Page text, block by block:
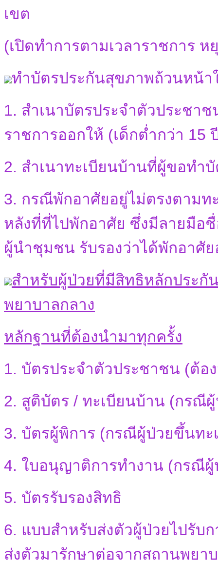
เขต
(เปิดทำการตามเวลาราชการ
ทำบัตรประกันสุขภาพถ้วนหน้า
1. สำเนาบัตรประจำตัวประชา
ราชการออกให้ (เด็กต่ำกว่า 15
2. สำเนาทะเบียนบ้านที่ผู้ขอท
3. กรณีพักอาศัยอยู่ไม่ตรงตามท
หลังที่ที่ไปพักอาศัย ซึ่งมีลายมือ
ผู้นำชุมชน รับรองว่าได้พักอาศัย
สำหรับผู้ป่วยที่มีสิทธิหลักประกั
พยาบาลกลาง
หลักฐานที่ต้องนำมาทุกครั้ง
1. บัตรประจำตัวประชาชน (ต้อ
2. สูติบัตร / ทะเบียนบ้าน (กรณี
3. บัตรผู้พิการ (กรณีผู้ป่วยขึ้นทะ
4. ใบอนุญาติการทำงาน (กรณีผู้
5. บัตรรับรองสิทธิ
6. แบบสำหรับส่งตัวผู้ป่วยไปรับ
ส่งตัวมารักษาต่อจากสถานพยา